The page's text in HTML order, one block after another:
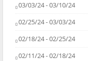
03/03/24 - 03/10/24
02/25/24 - 03/03/24
02/18/24 - 02/25/24
02/11/24 - 02/18/24